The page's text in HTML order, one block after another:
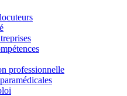
professionnelle